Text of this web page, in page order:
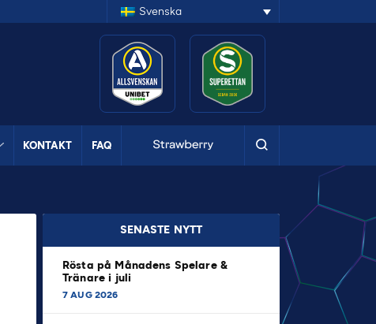
Svenska
KONTAKT FAQ
SENASTE NYTT
Rösta på Månadens Spelare &
Tränare i juli
7 AUG 2026